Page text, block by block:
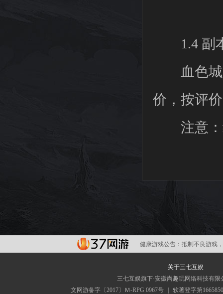
1.4 副
血色城
价，按评
注意：
健康游戏公告： 抵制不良游戏
关于三七互娱
三七互娱旗下·安徽尚趣玩网络科技有限
文网游备字〔2017〕Ｍ-RPG 0967号
软著登字第